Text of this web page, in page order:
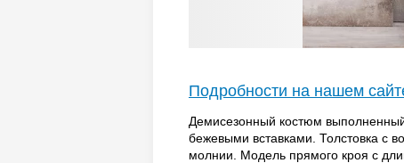
Подробности на нашем
Демисезонный костюм выполненный
бежевыми вставками. Толстовка с
молнии. Модель прямого кроя с